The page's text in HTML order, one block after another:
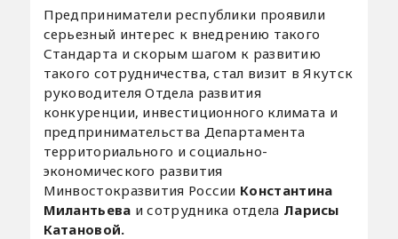
Предприниматели республики проявили
серьезный интерес к внедрению такого
Стандарта и скорым шагом к развитию
такого сотрудничества, стал визит в Якутск
руководителя Отдела развития
конкуренции, инвестиционного климата и
предпринимательства Департамента
территориального и социально-
экономического развития
Минвостокразвития России Константина
Милантьева и сотрудника отдела Ларисы
Катановой.